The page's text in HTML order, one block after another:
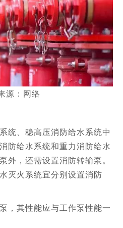
源：网络
、稳高压消防给水系统中
防给水系统和重力消防给水
外，还需设置消防转输泵。
灭火系统宜分别设置消防
其性能应与工作泵性能一